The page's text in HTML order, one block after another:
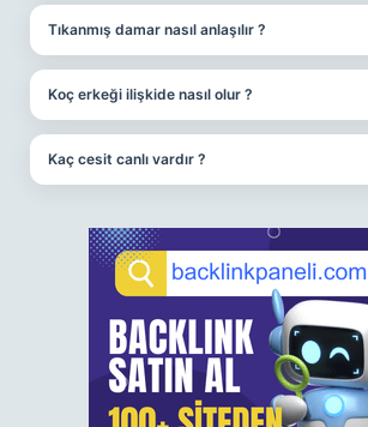
Tıkanmış damar nasıl anlaşılır ?
Koç erkeği ilişkide nasıl olur ?
Kaç cesit canlı vardır ?